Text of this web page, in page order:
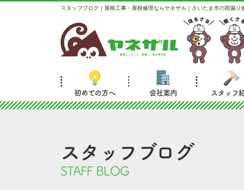
スタッフブログ｜屋根工事・屋根修理ならヤネザル｜さいたま市の雨漏
初めての方へ 会社案内 スタッフ
スタッフブログ
STAFF BLOG